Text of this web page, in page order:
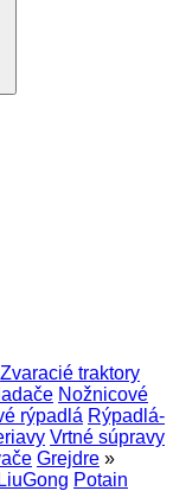
Zvaracié traktory
Nožnicové
rýpadlá Rýpadlá-
Vrtné súpravy
Grejdre »
LiuGong Potain